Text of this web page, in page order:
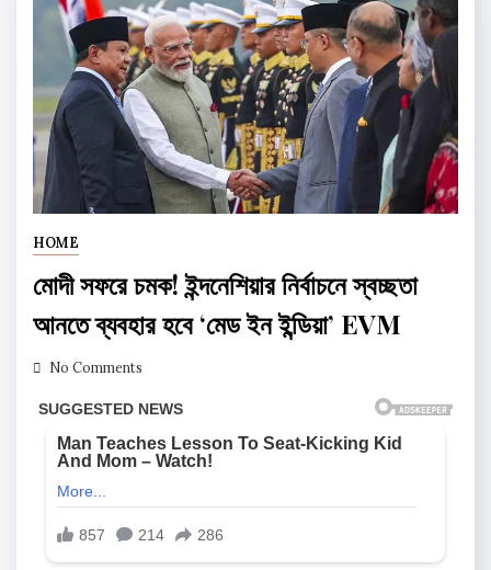
HOME
মোদী সফরে চমক! ইন্দনেশিয়ার নির্বাচনে স্বচ্ছতা
আনতে ব্যবহার হবে ‘মেড ইন ইন্ডিয়া’ EVM
No Comments